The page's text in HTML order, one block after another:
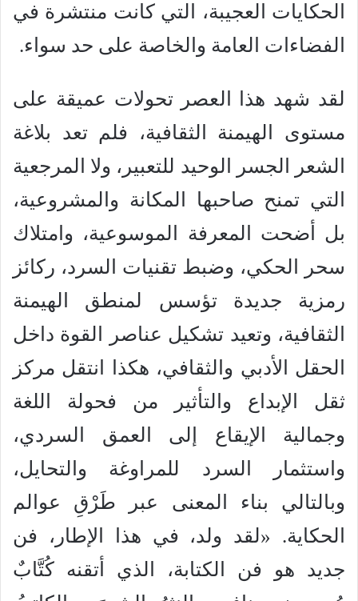
الحكايات العجيبة، التي كانت منتشرة في
الفضاءات العامة والخاصة على حد سواء.
لقد شهد هذا العصر تحولات عميقة على
مستوى الهيمنة الثقافية، فلم تعد بلاغة
الشعر الجسر الوحيد للتعبير، ولا المرجعية
التي تمنح صاحبها المكانة والمشروعية،
بل أضحت المعرفة الموسوعية، وامتلاك
سحر الحكي، وضبط تقنيات السرد، ركائز
رمزية جديدة تؤسس لمنطق الهيمنة
الثقافية، وتعيد تشكيل عناصر القوة داخل
الحقل الأدبي والثقافي، هكذا انتقل مركز
ثقل الإبداع والتأثير من فحولة اللغة
وجمالية الإيقاع إلى العمق السردي،
واستثمار السرد للمراوغة والتحايل،
وبالتالي بناء المعنى عبر طَرْقِ عوالم
الحكاية. «لقد ولد، في هذا الإطار، فن
جديد هو فن الكتابة، الذي أتقنه كُتَّابٌ